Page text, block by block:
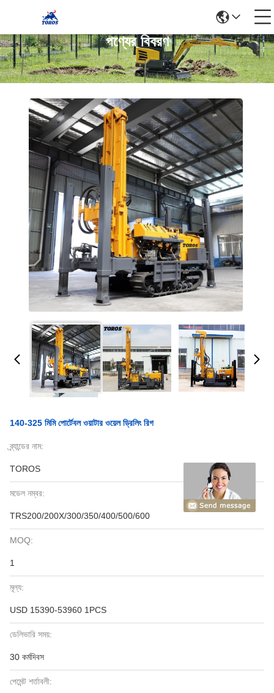
পণ্যের বিবরণ
140-325 মিমি পোর্টেবল ওয়াটার ওয়েল ড্রিলিং রিগ
ব্র্যান্ডের নাম:
TOROS
মডেল নম্বর:
TRS200/200X/300/350/400/500/600
MOQ:
1
মূল্য:
USD 15390-53960 1PCS
ডেলিভারি সময়:
30 কর্মদিবস
পেমেন্ট শর্তাবলী: